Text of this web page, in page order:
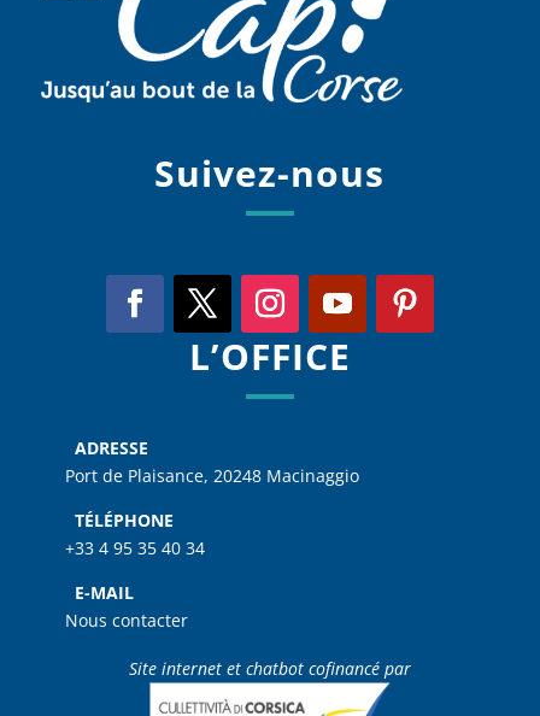
Suivez-nous
L’OFFICE
ADRESSE
Port de Plaisance, 20248 Macinaggio
TÉLÉPHONE
+33 4 95 35 40 34
E-MAIL
Nous contacter
Site internet et chatbot cofinancé par